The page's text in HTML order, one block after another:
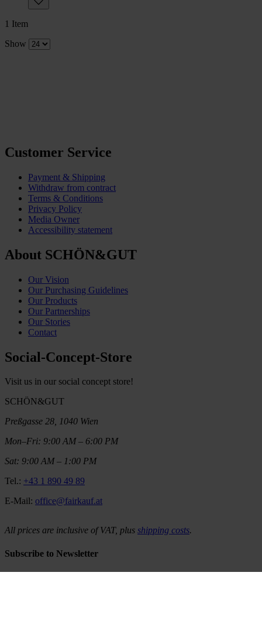
1 Item
Show
Customer Service
Payment & Shipping
Withdraw from contract
Terms & Conditions
Privacy Policy
Media Owner
Accessibility statement
About SCHÖN&GUT
Our Vision
Our Purchasing Guidelines
Our Products
Our Partnerships
Our Stories
Contact
Social-Concept-Store
Visit us in our social concept store!
SCHÖN&GUT
Preßgasse 28, 1040 Wien
Mon–Fri: 9:00 AM – 6:00 PM
Sat: 9:00 AM – 1:00 PM
Tel.: +43 1 890 49 89
E-Mail: office@fairkauf.at
All prices are inclusive of VAT, plus shipping costs.
Subscribe to Newsletter